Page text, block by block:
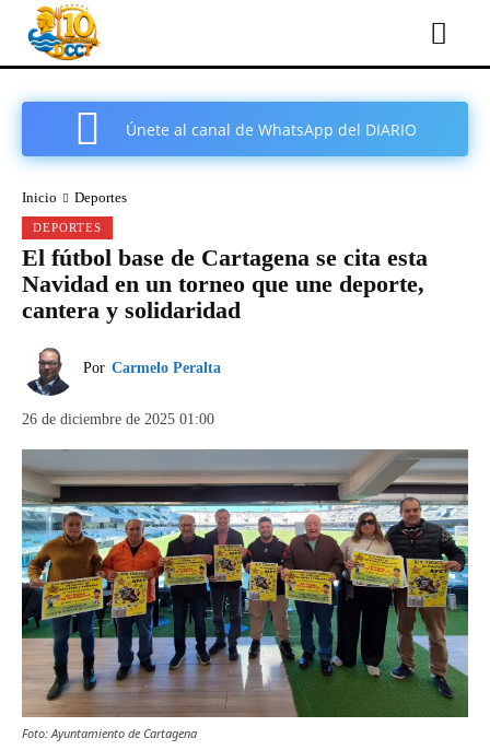
Únete al canal de WhatsApp del DIARIO
Inicio Deportes
DEPORTES
El fútbol base de Cartagena se cita esta
Navidad en un torneo que une deporte,
cantera y solidaridad
Por Carmelo Peralta
26 de diciembre de 2025 01:00
Foto: Ayuntamiento de Cartagena